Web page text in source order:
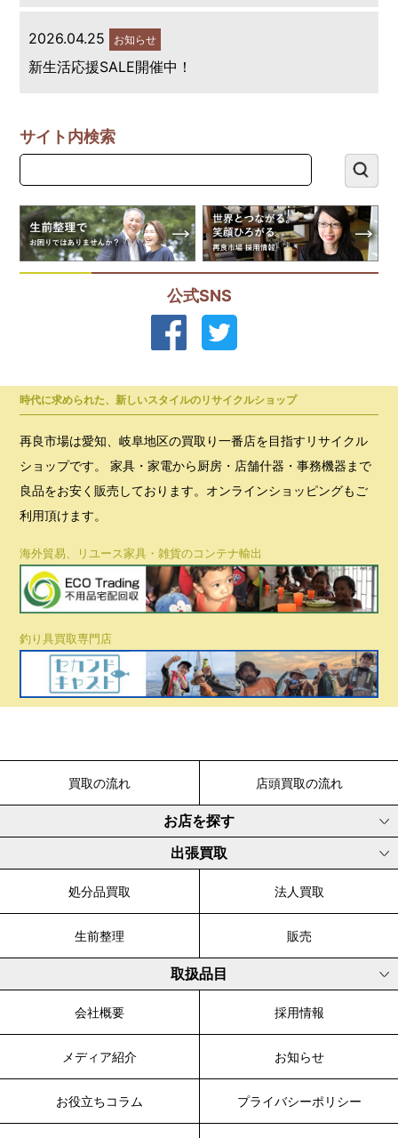
2026.04.25 お知らせ
新生活応援SALE開催中！
サイト内検索
公式SNS
時代に求められた、新しいスタイルのリサイクルショップ
再良市場は愛知、岐阜地区の買取り一番店を目指すリサイクル
ショップです。 家具・家電から厨房・店舗什器・事務機器まで
良品をお安く販売しております。オンラインショッピングもご
利用頂けます。
海外貿易、リユース家具・雑貨のコンテナ輸出
釣り具買取専門店
買取の流れ 店頭買取の流れ
お店を探す
出張買取
処分品買取 法人買取
生前整理 販売
取扱品目
会社概要 採用情報
メディア紹介 お知らせ
お役立ちコラム プライバシーポリシー